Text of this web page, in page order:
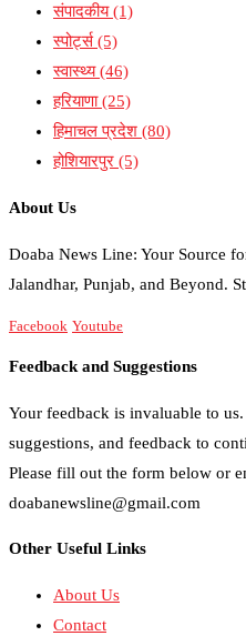
संपादकीय(1)
स्पोर्ट्स(5)
स्वास्थ्य(46)
हरियाणा(25)
हिमाचल प्रदेश (80)
होशियारपुर (5)
About Us
Doaba News Line: Your Source
Jalandhar, Punjab, and Beyond.
Facebook Youtube
Feedback and Suggestions
Your feedback is invaluable to
suggestions, and feedback to
Please fill out the form below or
doabanewsline@gmail.com
Other Useful Links
About Us
Contact